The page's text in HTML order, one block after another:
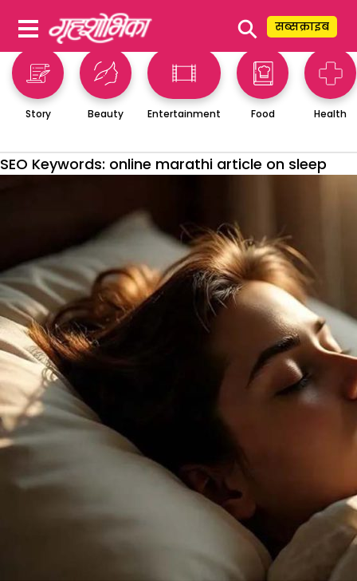
⚲ सब्सक्राइब
Story Beauty Entertainment Food Health
SEO Keywords: online marathi article on sleep